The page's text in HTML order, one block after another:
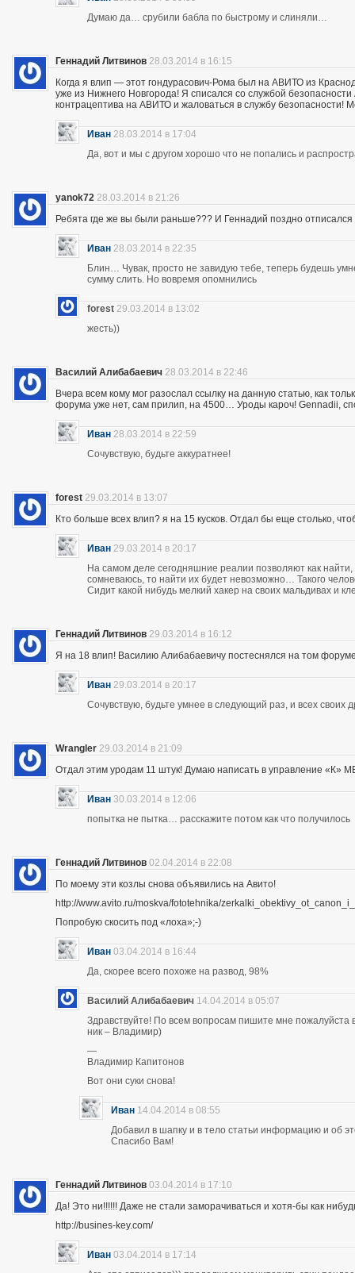
Думаю да… срубили бабла по быстрому и слиняли…
Геннадий Литвинов 28.03.2014 в 16:15
Когда я влип — этот гондурасович-Рома был на АВИТО из
уже из Нижнего Новгорода! Я списался со службой
контрацептива на АВИТО и жаловаться в службу безопасности!
Иван 28.03.2014 в 17:04
Да, вот и мы с другом хорошо что не попались и
yanok72 28.03.2014 в 21:26
Ребята где же вы были раньше??? И Геннадий поздно
Иван 28.03.2014 в 22:35
Блин… Чувак, просто не завидую тебе, теперь будешь
сумму слить. Но вовремя опомнились
forest 29.03.2014 в 13:02
жесть))
Василий Алибабаевич 28.03.2014 в 22:46
Вчера всем кому мог разослал ссылку на данную статью, как
форума уже нет, сам прилип, на 4500… Уроды кароч! Gennadii,
Иван 28.03.2014 в 22:59
Сочувствую, будьте аккуратнее!
forest 29.03.2014 в 13:07
Кто больше всех влип? я на 15 кусков. Отдал бы еще столько,
Иван 29.03.2014 в 20:17
На самом деле сегодняшние реалии позволяют как
сомневаюсь, то найти их будет невозможно… Такого
Сидит какой нибудь мелкий хакер на своих мальдивах и
Геннадий Литвинов 29.03.2014 в 16:12
Я на 18 влип! Василию Алибабаевичу постеснялся на том
Иван 29.03.2014 в 20:17
Сочувствую, будьте умнее в следующий раз, и всех своих
Wrangler 29.03.2014 в 21:09
Отдал этим уродам 11 штук! Думаю написать в управление «К»
Иван 30.03.2014 в 12:06
попытка не пытка… расскажите потом как что получилось
Геннадий Литвинов 02.04.2014 в 22:08
По моему эти козлы снова объявились на Авито!
http://www.avito.ru/moskva/fototehnika/
Попробую скосить под «лоха»;-)
Иван 03.04.2014 в 16:44
Да, скорее всего похоже на развод, 98%
Василий Алибабаевич 14.04.2014 в 05:07
Здравствуйте! По всем вопросам пишите мне
ник – Владимир)
—
Владимир Капитонов
Вот они суки снова!
Иван 14.04.2014 в 08:55
Добавил в шапку и в тело статьи информацию и об
Спасибо Вам!
Геннадий Литвинов 03.04.2014 в 17:10
Да! Это ни!!!!!! Даже не стали заморачиваться и хотя-бы как
http://busines-key.com/
Иван 03.04.2014 в 17:14